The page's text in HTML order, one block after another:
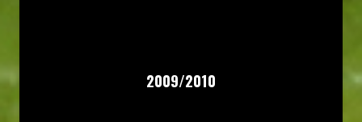
2009/2010